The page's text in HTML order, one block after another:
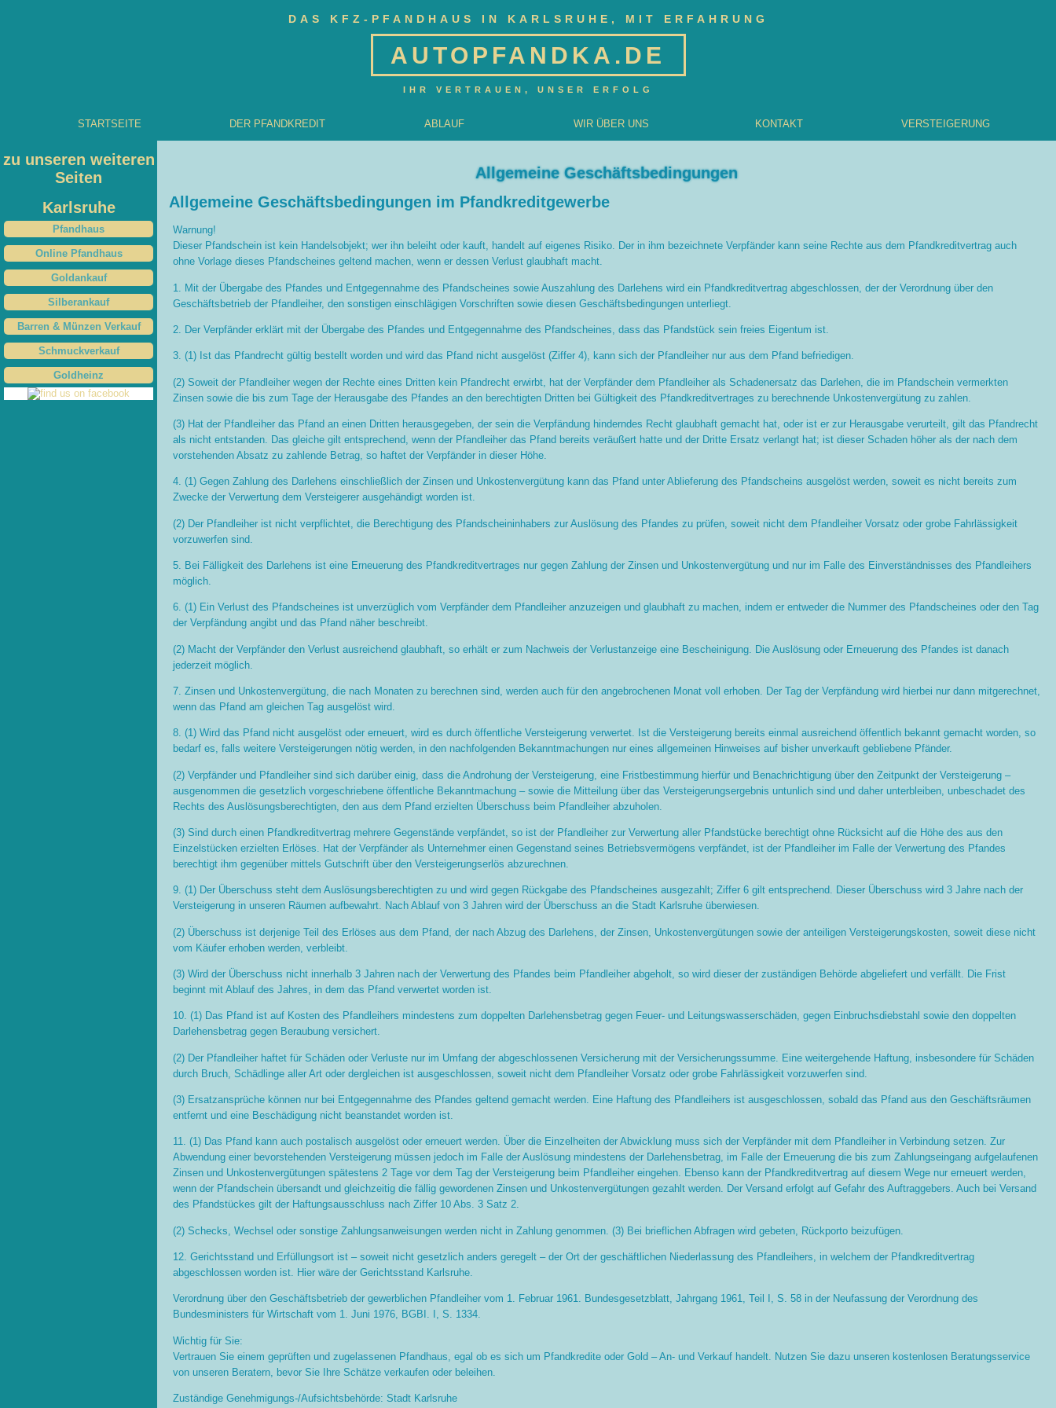
DAS KFZ-PFANDHAUS IN KARLSRUHE, MIT ERFAHRUNG
AUTOPFANDKA.DE
IHR VERTRAUEN, UNSER ERFOLG
STARTSEITE DER PFANDKREDIT ABLAUF WIR ÜBER UNS KONTAKT VERSTEIGERUNG
Allgemeine Geschäftsbedingungen
Allgemeine Geschäftsbedingungen im Pfandkreditgewerbe
Warnung!
Dieser Pfandschein ist kein Handelsobjekt; wer ihn beleiht oder kauft, handelt auf eigenes Risiko. Der in ihm bezeichnete Verpfänder kann seine Rechte aus dem Pfandkreditvertrag auch
ohne Vorlage dieses Pfandscheines geltend machen, wenn er dessen Verlust glaubhaft macht.
1. Mit der Übergabe des Pfandes und Entgegennahme des Pfandscheines sowie Auszahlung des Darlehens wird ein Pfandkreditvertrag abgeschlossen, der der Verordnung über den
Geschäftsbetrieb der Pfandleiher, den sonstigen einschlägigen Vorschriften sowie diesen Geschäftsbedingungen unterliegt.
2. Der Verpfänder erklärt mit der Übergabe des Pfandes und Entgegennahme des Pfandscheines, dass das Pfandstück sein freies Eigentum ist.
3. (1) Ist das Pfandrecht gültig bestellt worden und wird das Pfand nicht ausgelöst (Ziffer 4), kann sich der Pfandleiher nur aus dem Pfand befriedigen.
(2) Soweit der Pfandleiher wegen der Rechte eines Dritten kein Pfandrecht erwirbt, hat der Verpfänder dem Pfandleiher als Schadenersatz das Darlehen, die im Pfandschein vermerkten
Zinsen sowie die bis zum Tage der Herausgabe des Pfandes an den berechtigten Dritten bei Gültigkeit des Pfandkreditvertrages zu berechnende Unkostenvergütung zu zahlen.
(3) Hat der Pfandleiher das Pfand an einen Dritten herausgegeben, der sein die Verpfändung hinderndes Recht glaubhaft gemacht hat, oder ist er zur Herausgabe verurteilt, gilt das Pfandrecht
als nicht entstanden. Das gleiche gilt entsprechend, wenn der Pfandleiher das Pfand bereits veräußert hatte und der Dritte Ersatz verlangt hat; ist dieser Schaden höher als der nach dem
vorstehenden Absatz zu zahlende Betrag, so haftet der Verpfänder in dieser Höhe.
4. (1) Gegen Zahlung des Darlehens einschließlich der Zinsen und Unkostenvergütung kann das Pfand unter Ablieferung des Pfandscheins ausgelöst werden, soweit es nicht bereits zum
Zwecke der Verwertung dem Versteigerer ausgehändigt worden ist.
(2) Der Pfandleiher ist nicht verpflichtet, die Berechtigung des Pfandscheininhabers zur Auslösung des Pfandes zu prüfen, soweit nicht dem Pfandleiher Vorsatz oder grobe Fahrlässigkeit
vorzuwerfen sind.
5. Bei Fälligkeit des Darlehens ist eine Erneuerung des Pfandkreditvertrages nur gegen Zahlung der Zinsen und Unkostenvergütung und nur im Falle des Einverständnisses des Pfandleihers
möglich.
6. (1) Ein Verlust des Pfandscheines ist unverzüglich vom Verpfänder dem Pfandleiher anzuzeigen und glaubhaft zu machen, indem er entweder die Nummer des Pfandscheines oder den Tag
der Verpfändung angibt und das Pfand näher beschreibt.
(2) Macht der Verpfänder den Verlust ausreichend glaubhaft, so erhält er zum Nachweis der Verlustanzeige eine Bescheinigung. Die Auslösung oder Erneuerung des Pfandes ist danach
jederzeit möglich.
7. Zinsen und Unkostenvergütung, die nach Monaten zu berechnen sind, werden auch für den angebrochenen Monat voll erhoben. Der Tag der Verpfändung wird hierbei nur dann mitgerechnet,
wenn das Pfand am gleichen Tag ausgelöst wird.
8. (1) Wird das Pfand nicht ausgelöst oder erneuert, wird es durch öffentliche Versteigerung verwertet. Ist die Versteigerung bereits einmal ausreichend öffentlich bekannt gemacht worden, so
bedarf es, falls weitere Versteigerungen nötig werden, in den nachfolgenden Bekanntmachungen nur eines allgemeinen Hinweises auf bisher unverkauft gebliebene Pfänder.
(2) Verpfänder und Pfandleiher sind sich darüber einig, dass die Androhung der Versteigerung, eine Fristbestimmung hierfür und Benachrichtigung über den Zeitpunkt der Versteigerung –
ausgenommen die gesetzlich vorgeschriebene öffentliche Bekanntmachung – sowie die Mitteilung über das Versteigerungsergebnis untunlich sind und daher unterbleiben, unbeschadet des
Rechts des Auslösungsberechtigten, den aus dem Pfand erzielten Überschuss beim Pfandleiher abzuholen.
(3) Sind durch einen Pfandkreditvertrag mehrere Gegenstände verpfändet, so ist der Pfandleiher zur Verwertung aller Pfandstücke berechtigt ohne Rücksicht auf die Höhe des aus den
Einzelstücken erzielten Erlöses. Hat der Verpfänder als Unternehmer einen Gegenstand seines Betriebsvermögens verpfändet, ist der Pfandleiher im Falle der Verwertung des Pfandes
berechtigt ihm gegenüber mittels Gutschrift über den Versteigerungserlös abzurechnen.
9. (1) Der Überschuss steht dem Auslösungsberechtigten zu und wird gegen Rückgabe des Pfandscheines ausgezahlt; Ziffer 6 gilt entsprechend. Dieser Überschuss wird 3 Jahre nach der
Versteigerung in unseren Räumen aufbewahrt. Nach Ablauf von 3 Jahren wird der Überschuss an die Stadt Karlsruhe überwiesen.
(2) Überschuss ist derjenige Teil des Erlöses aus dem Pfand, der nach Abzug des Darlehens, der Zinsen, Unkostenvergütungen sowie der anteiligen Versteigerungskosten, soweit diese nicht
vom Käufer erhoben werden, verbleibt.
(3) Wird der Überschuss nicht innerhalb 3 Jahren nach der Verwertung des Pfandes beim Pfandleiher abgeholt, so wird dieser der zuständigen Behörde abgeliefert und verfällt. Die Frist
beginnt mit Ablauf des Jahres, in dem das Pfand verwertet worden ist.
10. (1) Das Pfand ist auf Kosten des Pfandleihers mindestens zum doppelten Darlehensbetrag gegen Feuer- und Leitungswasserschäden, gegen Einbruchsdiebstahl sowie den doppelten
Darlehensbetrag gegen Beraubung versichert.
(2) Der Pfandleiher haftet für Schäden oder Verluste nur im Umfang der abgeschlossenen Versicherung mit der Versicherungssumme. Eine weitergehende Haftung, insbesondere für Schäden
durch Bruch, Schädlinge aller Art oder dergleichen ist ausgeschlossen, soweit nicht dem Pfandleiher Vorsatz oder grobe Fahrlässigkeit vorzuwerfen sind.
(3) Ersatzansprüche können nur bei Entgegennahme des Pfandes geltend gemacht werden. Eine Haftung des Pfandleihers ist ausgeschlossen, sobald das Pfand aus den Geschäftsräumen
entfernt und eine Beschädigung nicht beanstandet worden ist.
11. (1) Das Pfand kann auch postalisch ausgelöst oder erneuert werden. Über die Einzelheiten der Abwicklung muss sich der Verpfänder mit dem Pfandleiher in Verbindung setzen. Zur
Abwendung einer bevorstehenden Versteigerung müssen jedoch im Falle der Auslösung mindestens der Darlehensbetrag, im Falle der Erneuerung die bis zum Zahlungseingang aufgelaufenen
Zinsen und Unkostenvergütungen spätestens 2 Tage vor dem Tag der Versteigerung beim Pfandleiher eingehen. Ebenso kann der Pfandkreditvertrag auf diesem Wege nur erneuert werden,
wenn der Pfandschein übersandt und gleichzeitig die fällig gewordenen Zinsen und Unkostenvergütungen gezahlt werden. Der Versand erfolgt auf Gefahr des Auftraggebers. Auch bei Versand
des Pfandstückes gilt der Haftungsausschluss nach Ziffer 10 Abs. 3 Satz 2.
(2) Schecks, Wechsel oder sonstige Zahlungsanweisungen werden nicht in Zahlung genommen. (3) Bei brieflichen Abfragen wird gebeten, Rückporto beizufügen.
12. Gerichtsstand und Erfüllungsort ist – soweit nicht gesetzlich anders geregelt – der Ort der geschäftlichen Niederlassung des Pfandleihers, in welchem der Pfandkreditvertrag
abgeschlossen worden ist. Hier wäre der Gerichtsstand Karlsruhe.
Verordnung über den Geschäftsbetrieb der gewerblichen Pfandleiher vom 1. Februar 1961. Bundesgesetzblatt, Jahrgang 1961, Teil I, S. 58 in der Neufassung der Verordnung des
Bundesministers für Wirtschaft vom 1. Juni 1976, BGBI. I, S. 1334.
Wichtig für Sie:
Vertrauen Sie einem geprüften und zugelassenen Pfandhaus, egal ob es sich um Pfandkredite oder Gold – An- und Verkauf handelt. Nutzen Sie dazu unseren kostenlosen Beratungsservice
von unseren Beratern, bevor Sie Ihre Schätze verkaufen oder beleihen.
Zuständige Genehmigungs-/Aufsichtsbehörde: Stadt Karlsruhe
zu unseren weiteren
Seiten
Karlsruhe
Pfandhaus
Online Pfandhaus
Goldankauf
Silberankauf
Barren & Münzen Verkauf
Schmuckverkauf
Goldheinz